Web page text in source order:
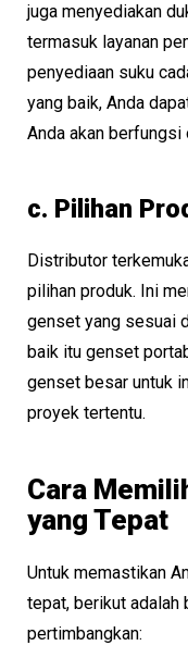
juga menyediakan
termasuk layanan
penyediaan suku
yang baik, Anda
Anda akan berfungsi
c. Pilihan
Distributor
pilihan produk. Ini
genset yang sesuai
baik itu genset
genset besar untuk
proyek tertentu.
Cara
yang Tepat
Untuk memastikan
tepat, berikut adalah
pertimbangkan: